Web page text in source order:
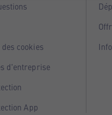
cookies
d'entreprise
App